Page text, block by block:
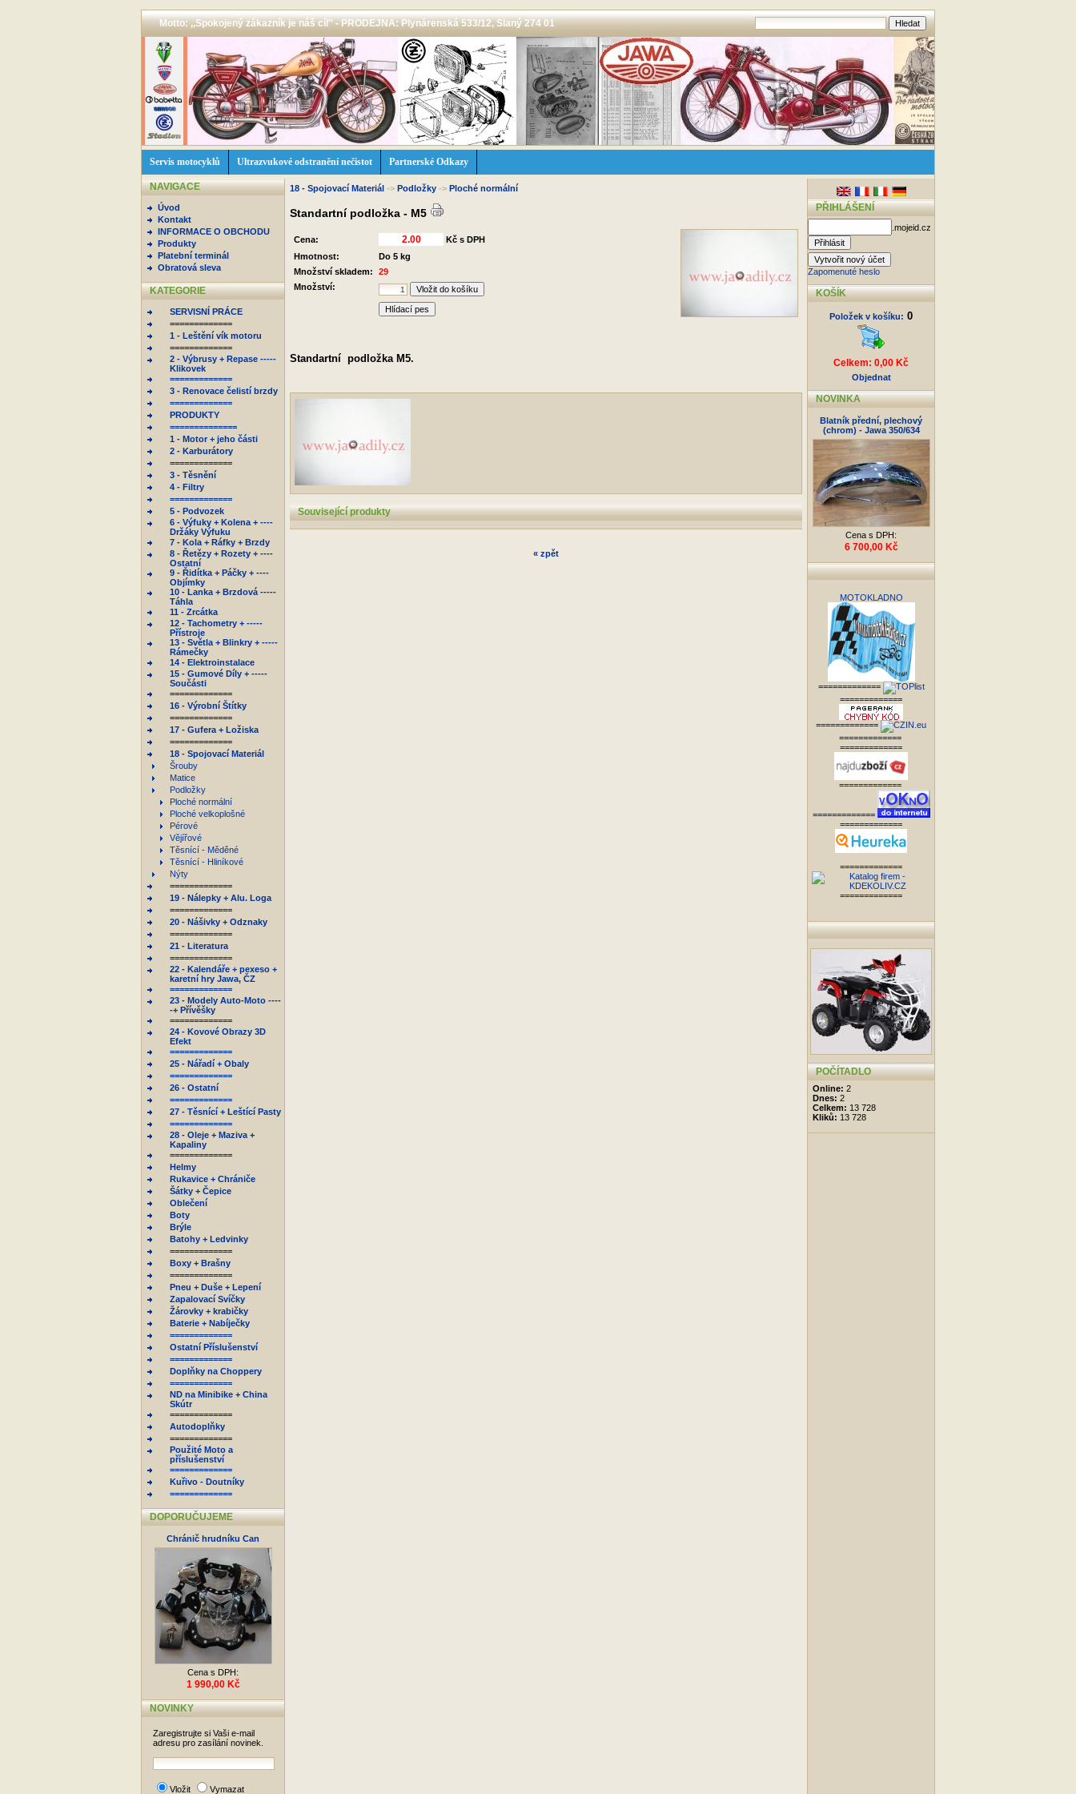
Motto: ,,Spokojený zákazník je náš cíl'' - PRODEJNA: Plynárenská 533/12, Slaný 274 01
Servis motocyklů Ultrazvukové odstranění nečistot Partnerské Odkazy
NAVIGACE
Úvod
Kontakt
INFORMACE O OBCHODU
Produkty
Platební terminál
Obratová sleva
KATEGORIE
SERVISNÍ PRÁCE
=============
1 - Leštění vík motoru
=============
2 - Výbrusy + Repase -----
Klikovek
=============
3 - Renovace čelistí brzdy
=============
PRODUKTY
==============
1 - Motor + jeho části
2 - Karburátory
=============
3 - Těsnění
4 - Filtry
=============
5 - Podvozek
6 - Výfuky + Kolena + ----
Držáky Výfuku
7 - Kola + Ráfky + Brzdy
8 - Řetězy + Rozety + ----
Ostatní
9 - Řidítka + Páčky + ----
Objímky
10 - Lanka + Brzdová -----
Táhla
11 - Zrcátka
12 - Tachometry + -----
Přístroje
13 - Světla + Blinkry + -----
Rámečky
14 - Elektroinstalace
15 - Gumové Díly + -----
Součásti
=============
16 - Výrobní Štítky
=============
17 - Gufera + Ložiska
=============
18 - Spojovací Materiál
Šrouby
Matice
Podložky
Ploché normální
Ploché velkoplošné
Pérové
Vějířové
Těsnící - Měděné
Těsnící - Hliníkové
Nýty
=============
19 - Nálepky + Alu. Loga
=============
20 - Nášivky + Odznaky
=============
21 - Literatura
=============
22 - Kalendáře + pexeso +
karetní hry Jawa, ČZ
=============
23 - Modely Auto-Moto ----
-+ Přívěšky
=============
24 - Kovové Obrazy 3D
Efekt
=============
25 - Nářadí + Obaly
=============
26 - Ostatní
=============
27 - Těsnící + Leštící Pasty
=============
28 - Oleje + Maziva +
Kapaliny
=============
Helmy
Rukavice + Chrániče
Šátky + Čepice
Oblečení
Boty
Brýle
Batohy + Ledvinky
=============
Boxy + Brašny
=============
Pneu + Duše + Lepení
Zapalovací Svíčky
Žárovky + krabičky
Baterie + Nabíječky
=============
Ostatní Příslušenství
=============
Doplňky na Choppery
=============
ND na Minibike + China
Skútr
=============
Autodoplňky
=============
Použité Moto a
příslušenství
=============
Kuřivo - Doutníky
=============
DOPORUČUJEME
Chránič hrudníku Can
Cena s DPH:
1 990,00 Kč
NOVINKY
Zaregistrujte si Vaši e-mail
adresu pro zasílání novinek.
Vložit Vymazat
18 - Spojovací Materiál -> Podložky -> Ploché normální
Standartní podložka - M5
Cena:
Kč s DPH
Hmotnost:
Do 5 kg
Množství skladem:
29
Množství:
Hlídací pes
Standartní podložka M5.
Související produkty
« zpět
PŘIHLÁŠENÍ
.mojeid.cz
Zapomenuté heslo
KOŠÍK
Položek v košíku: 0
Celkem: 0,00 Kč
Objednat
NOVINKA
Blatník přední, plechový
(chrom) - Jawa 350/634
Cena s DPH:
6 700,00 Kč
MOTOKLADNO
=============
=============
=============
=============
=============
=============
=============
=============
=============
=============
POČÍTADLO
Online: 2
Dnes: 2
Celkem: 13 728
Kliků: 13 728